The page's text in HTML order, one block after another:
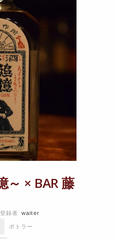
～ × BAR 藤
登録者 waiter
ボトラー